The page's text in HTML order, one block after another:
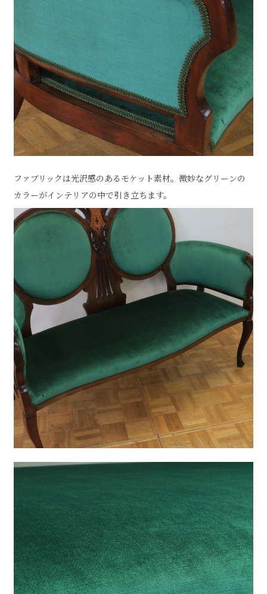
ファブリックは光沢感のあるモケット素材。微妙なグリーンの
カラーがインテリアの中で引き立ちます。